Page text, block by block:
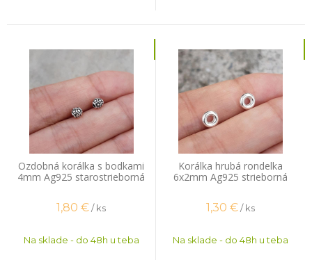
Ozdobná korálka s bodkami
4mm Ag925 starostrieborná
1,80 €/ ks
Na sklade - do 48h u teba
Korálka hrubá rondelka
6x2mm Ag925 strieborná
1,30 €/ ks
Na sklade - do 48h u teba